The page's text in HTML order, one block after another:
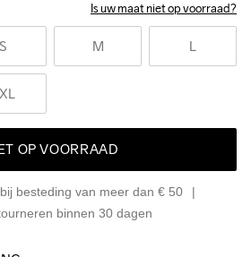
Is uw maat niet op voorraad?
S M L
OP VOORRAAD
besteding van meer dan € 50
binnen 30 dagen